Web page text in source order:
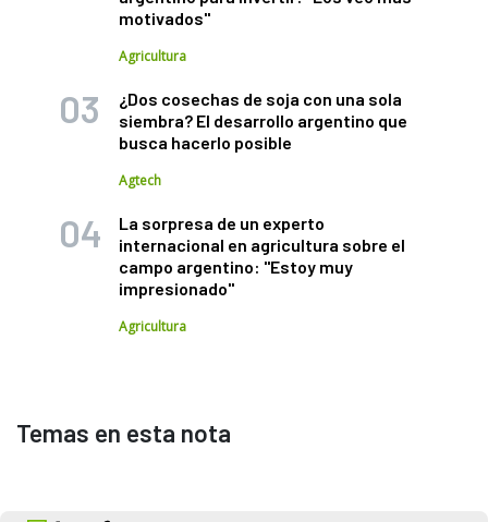
motivados"
Agricultura
¿Dos cosechas de soja con una sola
siembra? El desarrollo argentino que
busca hacerlo posible
Agtech
La sorpresa de un experto
internacional en agricultura sobre el
campo argentino: "Estoy muy
impresionado"
Agricultura
Temas en esta nota